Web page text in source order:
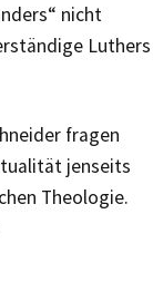
nicht
Luthers
fragen
jenseits
Theologie.